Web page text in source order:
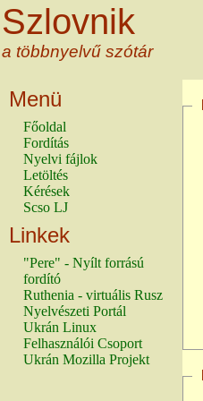
Szlovnik
a többnyelvű szótár
Menü
Főoldal
Fordítás
Nyelvi fájlok
Letöltés
Kérések
Scso LJ
Linkek
"Pere" - Nyílt forrású
fordító
Ruthenia - virtuális Rusz
Nyelvészeti Portál
Ukrán Linux
Felhasználói Csoport
Ukrán Mozilla Projekt